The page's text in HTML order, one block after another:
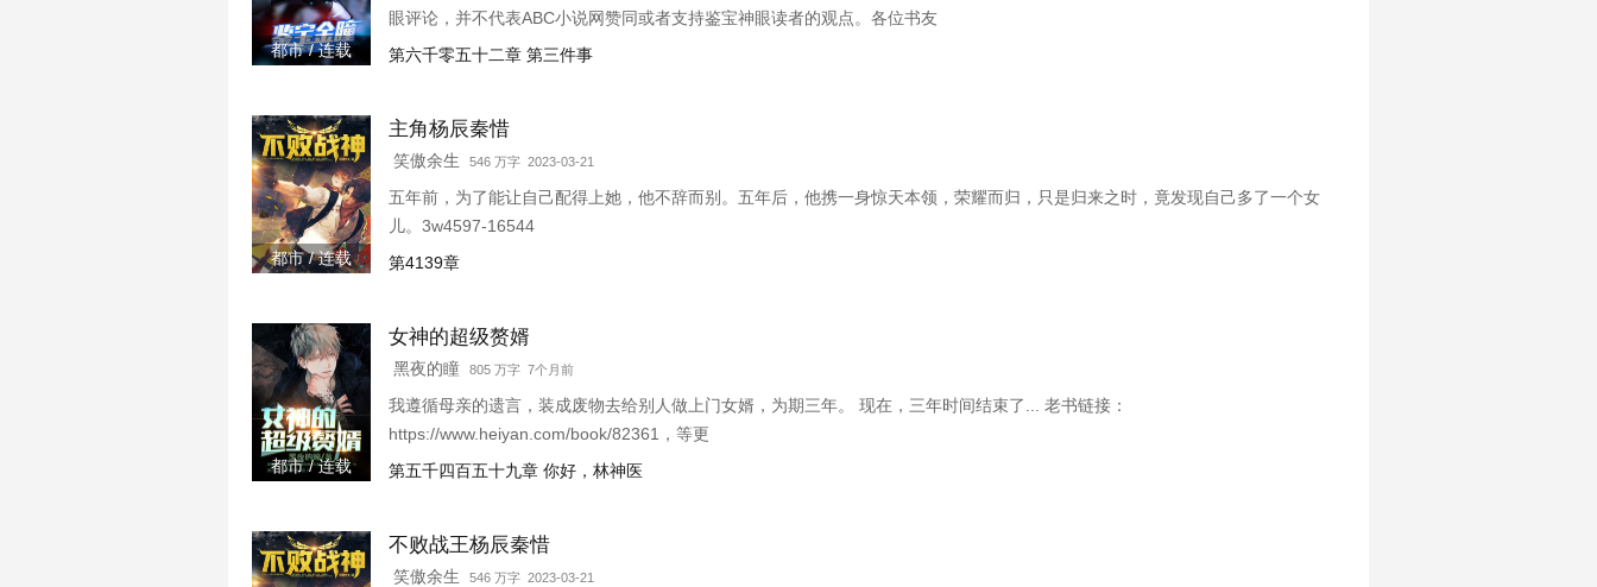
都市 / 连载
眼评论，并不代表ABC小说网赞同或者支持鉴宝神眼读者的观点。各位书友
第六千零五十二章 第三件事
都市 / 连载
主角杨辰秦惜
笑傲余生 546 万字 2023-03-21
五年前，为了能让自己配得上她，他不辞而别。五年后，他携一身惊天本领，荣耀而归，只是归来之时，竟发现自己多了一个女
儿。3w4597-16544
第4139章
都市 / 连载
女神的超级赘婿
黑夜的瞳 805 万字 7个月前
我遵循母亲的遗言，装成废物去给别人做上门女婿，为期三年。 现在，三年时间结束了... 老书链接：
https://www.heiyan.com/book/82361，等更
第五千四百五十九章 你好，林神医
不败战王杨辰秦惜
笑傲余生 546 万字 2023-03-21